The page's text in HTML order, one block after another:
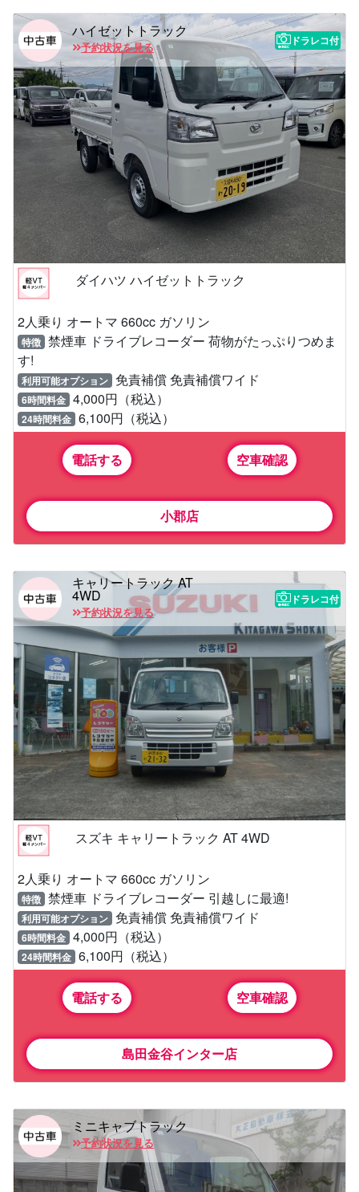
ハイゼットトラック
予約状況を見る
ドラレコ付
ダイハツ ハイゼットトラック
2人乗り オートマ 660cc ガソリン
特徴 禁煙車 ドライブレコーダー 荷物がたっぷりつめま
す!
利用可能オプション 免責補償 免責補償ワイド
6時間料金 4,000円（税込）
24時間料金 6,100円（税込）
電話する 空車確認
小郡店
キャリートラック AT
4WD
予約状況を見る
ドラレコ付
スズキ キャリートラック AT 4WD
2人乗り オートマ 660cc ガソリン
特徴 禁煙車 ドライブレコーダー 引越しに最適!
利用可能オプション 免責補償 免責補償ワイド
6時間料金 4,000円（税込）
24時間料金 6,100円（税込）
電話する 空車確認
島田金谷インター店
ミニキャブトラック
予約状況を見る